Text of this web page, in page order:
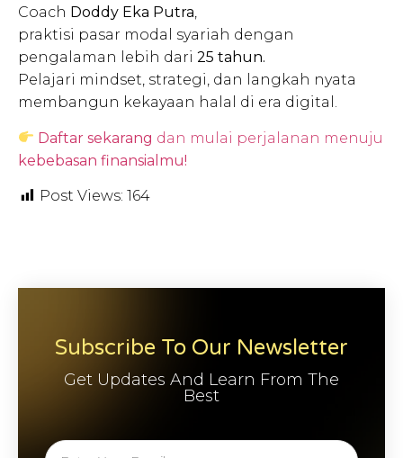
Coach Doddy Eka Putra,
praktisi pasar modal syariah dengan
pengalaman lebih dari 25 tahun.
Pelajari mindset, strategi, dan langkah nyata
membangun kekayaan halal di era digital.
Daftar sekarang dan mulai perjalanan menuju
kebebasan finansialmu!
Post Views: 164
Subscribe To Our Newsletter
Get Updates And Learn From The
Best